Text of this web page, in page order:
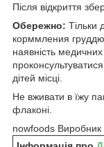
Після відкриття
Обережно: Тільки
корммления
наявність
дітей місці.
Не вживати в їжу
флаконі.
nowfoods Виробник